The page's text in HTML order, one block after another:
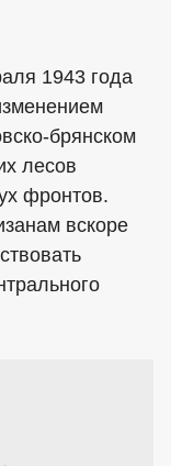
1943 года
брянском
лесов
фронтов.
вскоре